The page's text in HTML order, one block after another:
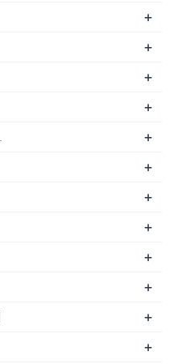
+
+
+
+
+
+
+
+
+
+
+
+